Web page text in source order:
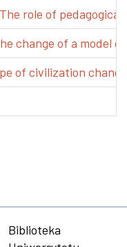
role of
change of a model
of civilization
Biblioteka